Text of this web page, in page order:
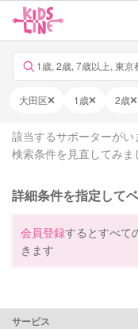
1歳, 2歳, 7歳以上, 東
大田区 1歳 2歳
該当するサポーターがい
検索条件を見直してみま
詳細条件を指定して
会員登録するとすべて
きます
サービス